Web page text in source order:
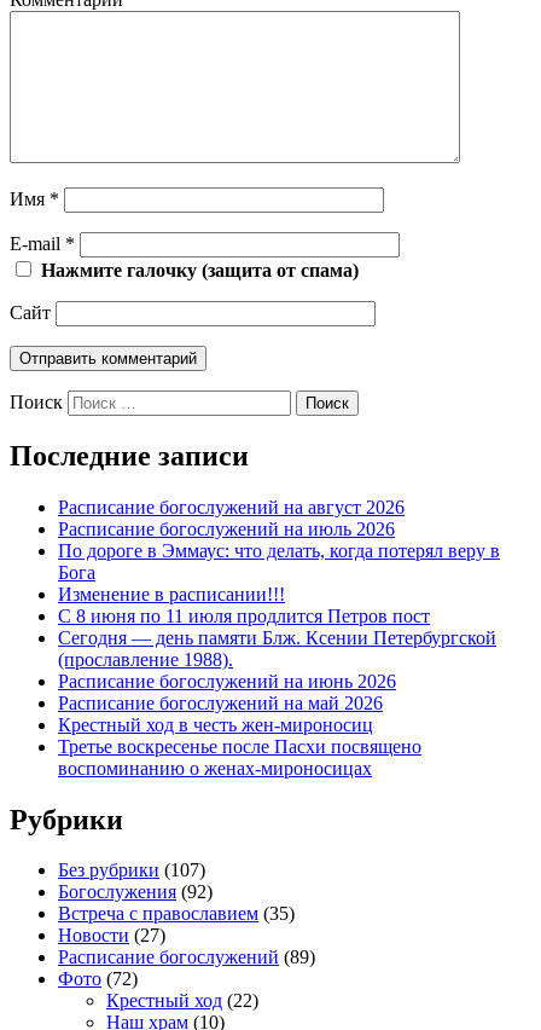
Имя *
E-mail *
Нажмите галочку (защита от спама)
Сайт
Поиск
Последние записи
Расписание богослужений на август 2026
Расписание богослужений на июль 2026
По дороге в Эммаус: что делать, когда потерял веру в
Бога
Изменение в расписании!!!
С 8 июня по 11 июля продлится Петров пост
Сегодня — день памяти Блж. Ксении Петербургской
(прославление 1988).
Расписание богослужений на июнь 2026
Расписание богослужений на май 2026
Крестный ход в честь жен-мироносиц
Третье воскресенье после Пасхи посвящено
воспоминанию о женах-мироносицах
Рубрики
Без рубрики (107)
Богослужения (92)
Встреча с православием (35)
Новости (27)
Расписание богослужений (89)
Фото (72)
Крестный ход (22)
Наш храм (10)